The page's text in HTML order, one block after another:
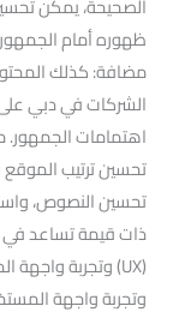
ظهوره أمام
الشركات في دبي
اهتمامات
تحسين ترتيب
تحسين النصوص،
ذات قيمة تساعد في